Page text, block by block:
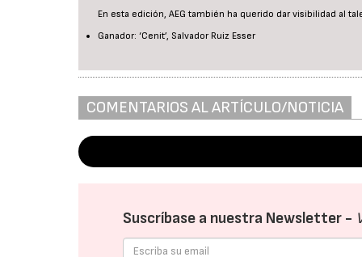
En esta edición, AEG también ha querido dar visibilidad al
Ganador: ‘Cenit’, Salvador Ruiz Esser
COMENTARIOS AL ARTÍCULO/NOTICIA
Suscríbase a nuestra Newsletter -